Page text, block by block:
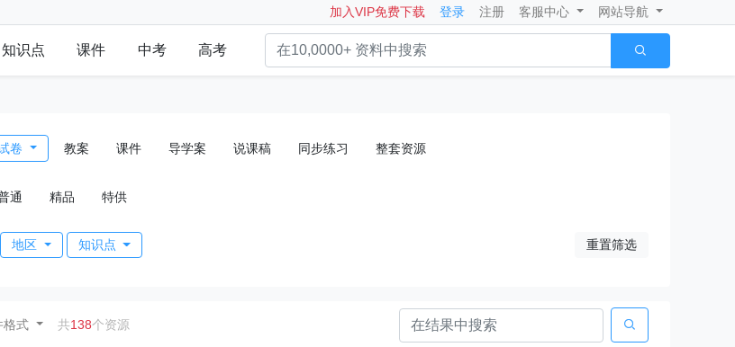
加入VIP免费下载 登录 注册 客服中心 网站导航
知识点 课件 中考 高考 
卷 教案 课件 导学案 说课稿 同步练习 整套资源
通 精品 特供
地区 知识点 重置筛选
格式 共138个资源 